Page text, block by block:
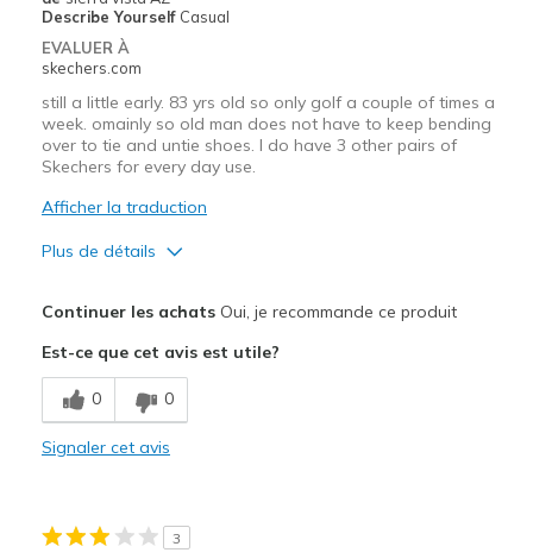
Describe Yourself Casual
EVALUER À
skechers.com
still a little early. 83 yrs old so only golf a couple of times a
week. omainly so old man does not have to keep bending
over to tie and untie shoes. I do have 3 other pairs of
Skechers for every day use.
Afficher la traduction
Plus de détails
Les meilleures utilisations
Special Occasions
View On Shoes
Shoes are for Wearing
Continuer les achatsOui, je recommande ce produit
Est-ce que cet avis est utile?
0 0
Signaler cet avis
3